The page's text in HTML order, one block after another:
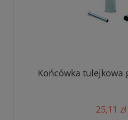
Końcówka tulejkowa
25,11 zł